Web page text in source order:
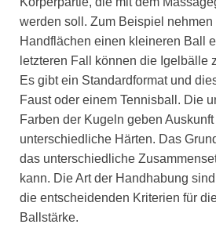
werden soll. Zum Beispiel
Handflächen einen kleineren Ball
letzteren Fall können die Igelbälle
Es gibt ein Standardformat und
Faust oder einem Tennisball. Die
Farben der Kugeln geben
unterschiedliche Härten. Das
das unterschiedliche
kann. Die Art der Handhabung
die entscheidenden Kriterien für
Ballstärke.